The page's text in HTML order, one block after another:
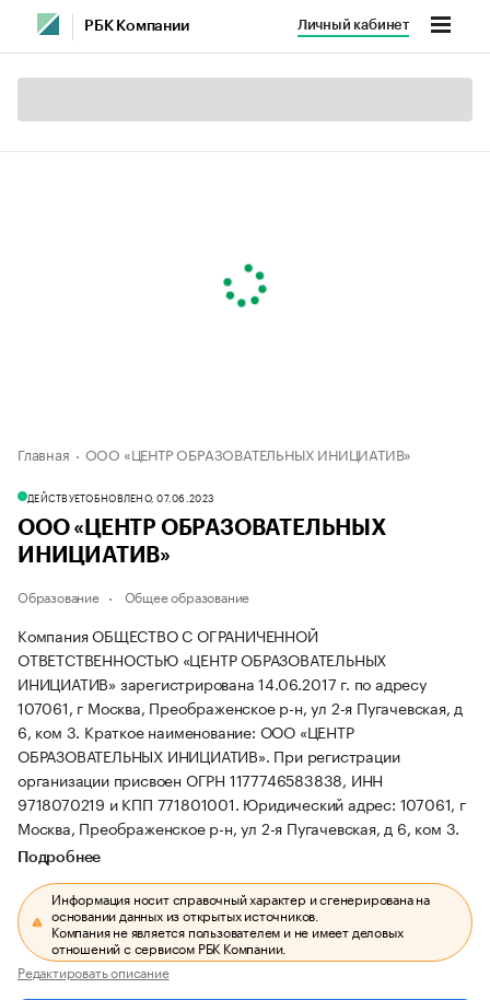
РБК Компании Личный кабинет
Главная ООО «ЦЕНТР ОБРАЗОВАТЕЛЬНЫХ ИНИЦИАТИВ»
ДЕЙСТВУЕТОБНОВЛЕНО, 07.06.2023
ООО «ЦЕНТР ОБРАЗОВАТЕЛЬНЫХ
ИНИЦИАТИВ»
Образование Общее образование
Компания ОБЩЕСТВО С ОГРАНИЧЕННОЙ
ОТВЕТСТВЕННОСТЬЮ «ЦЕНТР ОБРАЗОВАТЕЛЬНЫХ
ИНИЦИАТИВ» зарегистрирована 14.06.2017 г. по адресу
107061, г Москва, Преображенское р-н, ул 2-я Пугачевская, д
6, ком 3. Краткое наименование: ООО «ЦЕНТР
ОБРАЗОВАТЕЛЬНЫХ ИНИЦИАТИВ». При регистрации
организации присвоен ОГРН 1177746583838, ИНН
9718070219 и КПП 771801001. Юридический адрес: 107061, г
Москва, Преображенское р-н, ул 2-я Пугачевская, д 6, ком 3.
Подробнее
Информация носит справочный характер и сгенерирована на
основании данных из открытых источников.
Компания не является пользователем и не имеет деловых
отношений с сервисом РБК Компании.
Редактировать описание